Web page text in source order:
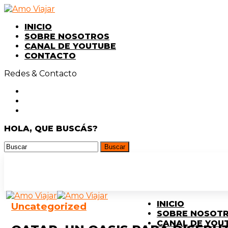
INICIO
SOBRE NOSOTROS
CANAL DE YOUTUBE
CONTACTO
Redes & Contacto
HOLA, QUE BUSCÁS?
INICIO
SOBRE
CANAL DE
Uncategorized